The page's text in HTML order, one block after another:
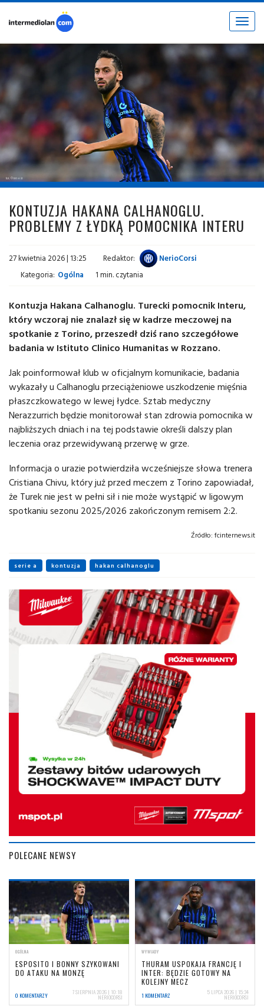
Toggle
fot. © inter.it
KONTUZJA HAKANA CALHANOGLU.
PROBLEMY Z ŁYDKĄ POMOCNIKA INTERU
27 kwietnia 2026 | 13:25 Redaktor:
NerioCorsi
Kategoria: Ogólna 1 min. czytania
Kontuzja Hakana Calhanoglu. Turecki pomocnik Interu,
który wczoraj nie znalazł się w kadrze meczowej na
spotkanie z Torino, przeszedł dziś rano szczegółowe
badania w Istituto Clinico Humanitas w Rozzano.
Jak poinformował klub w oficjalnym komunikacie, badania
wykazały u Calhanoglu przeciążeniowe uszkodzenie mięśnia
płaszczkowatego w lewej łydce. Sztab medyczny
Nerazzurrich będzie monitorował stan zdrowia pomocnika w
najbliższych dniach i na tej podstawie określi dalszy plan
leczenia oraz przewidywaną przerwę w grze.
Informacja o urazie potwierdziła wcześniejsze słowa trenera
Cristiana Chivu, który już przed meczem z Torino zapowiadał,
że Turek nie jest w pełni sił i nie może wystąpić w ligowym
spotkaniu sezonu 2025/2026 zakończonym remisem 2:2.
Źródło: fcinternews.it
serie a kontuzja hakan calhanoglu
POLECANE NEWSY
OGÓLNA
ESPOSITO I BONNY SZYKOWANI
DO ATAKU NA MONZĘ
0 KOMENTARZY 7 SIERPNIA 2026 | 10:18
NERIOCORSI
WYWIADY
THURAM USPOKAJA FRANCJĘ I
INTER: BĘDZIE GOTOWY NA
KOLEJNY MECZ
1 KOMENTARZ 5 LIPCA 2026 | 15:34
NERIOCORSI